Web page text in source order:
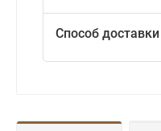
Способ доставки